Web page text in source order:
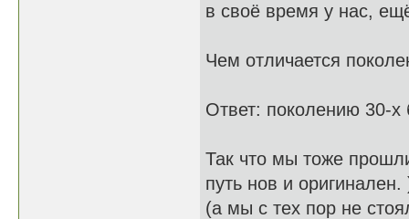
в своё время у нас,
Чем отличается
Ответ: поколению 30-х
Так что мы тоже
путь нов и оригинален.
(а мы с тех пор не